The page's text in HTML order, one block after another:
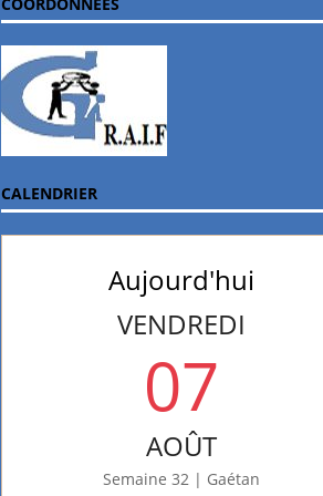
CALENDRIER
Aujourd'hui
VENDREDI
07
AOÛT
Semaine 32 | Gaétan